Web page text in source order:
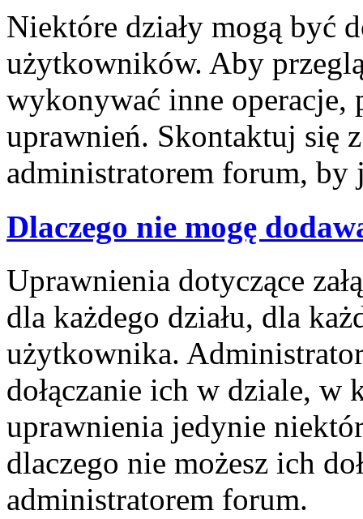
Niektóre działy mogą być
użytkowników. Aby
wykonywać inne operacje,
uprawnień. Skontaktuj się
administratorem forum, by
Dlaczego nie mogę
Uprawnienia dotyczące
dla każdego działu, dla
użytkownika.
dołączanie ich w dziale, w
uprawnienia jedynie
dlaczego nie możesz ich
administratorem forum.